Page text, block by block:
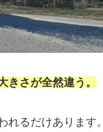
きさが全然違う。
れるだけあります。